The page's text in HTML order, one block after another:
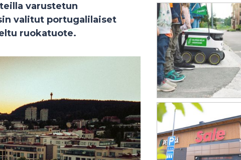
varustetun
valitut portugalilaiset
ruokatuote.